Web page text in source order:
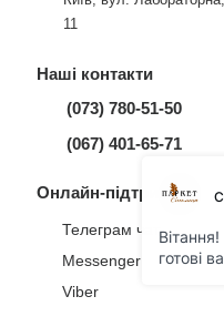
11
Наші контакти
(073) 780-51-50
(067) 401-65-71
Онлайн-підтримка
Телеграм чат
Messenger
Viber